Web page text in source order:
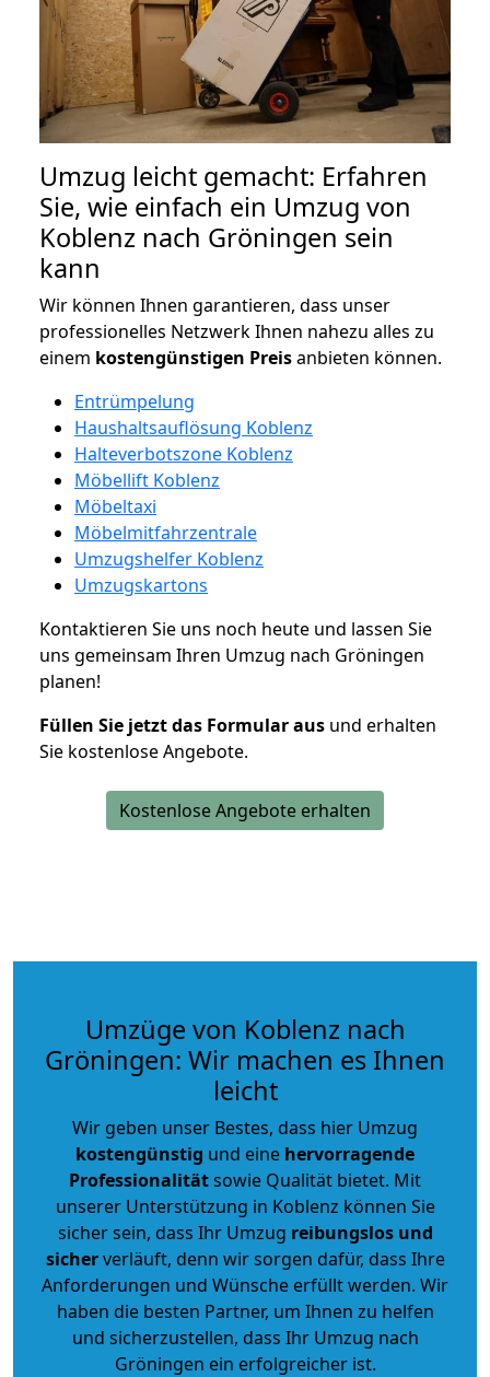
Umzug leicht gemacht: Erfahren
Sie, wie einfach ein Umzug von
Koblenz nach Gröningen sein
kann
Wir können Ihnen garantieren, dass unser
professionelles Netzwerk Ihnen nahezu alles zu
einem kostengünstigen Preisanbieten können.
Entrümpelung
Haushaltsauflösung Koblenz
Halteverbotszone Koblenz
Möbellift Koblenz
Möbeltaxi
Möbelmitfahrzentrale
Umzugshelfer Koblenz
Umzugskartons
Kontaktieren Sie uns noch heute und lassen Sie
uns gemeinsam Ihren Umzug nach Gröningen
planen!
Füllen Sie jetzt das Formular aus und erhalten
Sie kostenlose Angebote.
Kostenlose Angebote erhalten
Umzüge von Koblenz nach
Gröningen: Wir machen es Ihnen
leicht
Wir geben unser Bestes, dass hier Umzug
kostengünstig und eine hervorragende
Professionalitätsowie Qualität bietet. Mit
unserer Unterstützung in Koblenz können Sie
sicher sein, dass Ihr Umzug reibungslos und
sicherverläuft, denn wir sorgen dafür, dass Ihre
Anforderungen und Wünsche erfüllt werden. Wir
haben die besten Partner, um Ihnen zu helfen
und sicherzustellen, dass Ihr Umzug nach
Gröningen ein erfolgreicher ist.